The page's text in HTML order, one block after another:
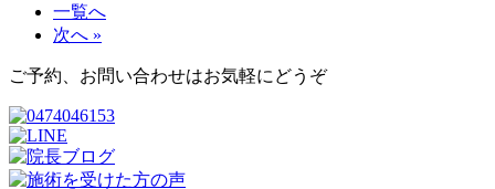
一覧へ
次へ »
ご予約、お問い合わせはお気軽にどうぞ